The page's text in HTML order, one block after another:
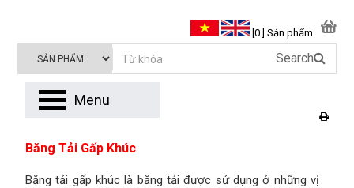
Băng Tải Gấp Khúc
Băng tải gấp khúc là băng tải được sử dụng ở những vị
[0 ] Sản phẩm
Search
Menu